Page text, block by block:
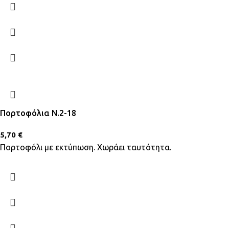
Πορτοφόλια Ν.2-18
5,70 €
Πορτοφόλι με εκτύπωση. Χωράει ταυτότητα.